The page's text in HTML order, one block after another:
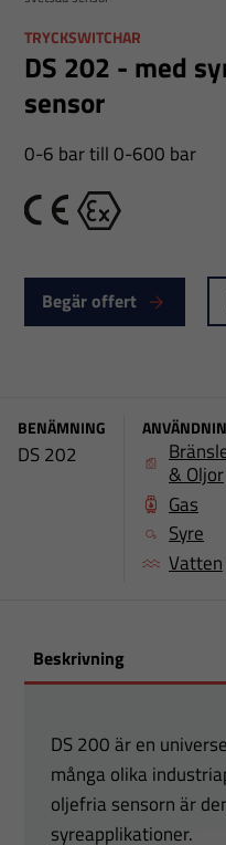
TRYCKSWITCHAR
DS 202 - med
sensor
0-6 bar till 0-600 bar
CE Ex
Begär offert
BENÄMNING
DS 202
& Oljor
Gas
Syre
Vatten
Beskrivning
DS 200 är en
många olika
oljefria sensorn är
syreapplikationer.